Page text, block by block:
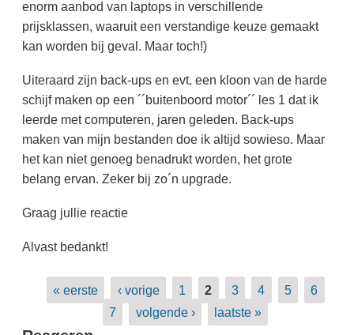
enorm aanbod van laptops in verschillende
prijsklassen, waaruit een verstandige keuze gemaakt
kan worden bij geval. Maar toch!)
Uiteraard zijn back-ups en evt. een kloon van de harde
schijf maken op een ´´buitenboord motor´´ les 1 dat ik
leerde met computeren, jaren geleden. Back-ups
maken van mijn bestanden doe ik altijd sowieso. Maar
het kan niet genoeg benadrukt worden, het grote
belang ervan. Zeker bij zo´n upgrade.
Graag jullie reactie
Alvast bedankt!
Pagina's
« eerste ‹ vorige 1 2 3 4 5
6
7
volgende › laatste »